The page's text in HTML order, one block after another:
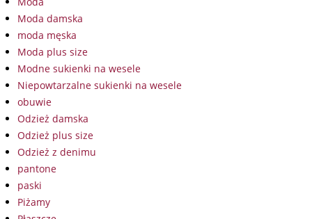
Moda damska
moda męska
Moda plus size
Modne sukienki na wesele
Niepowtarzalne sukienki na wesele
obuwie
Odzież damska
Odzież plus size
Odzież z denimu
pantone
paski
Piżamy